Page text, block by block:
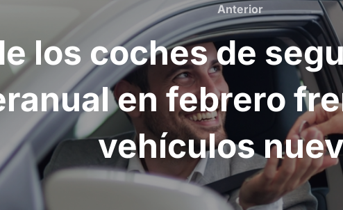
Anterior
Anterior
los coches de
en febrero
vehículos